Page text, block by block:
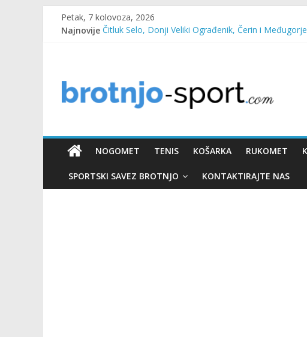
Petak, 7 kolovoza, 2026
Najnovije Čitluk Selo, Donji Veliki Ograđenik, Čerin i
Poznati polufinalisti MNL MZ općine Čitluk –
Predsjednica Vlade Marija Buhač, ministar Ivo
NOGOMET TENIS KOŠARKA RUKOMET
SPORTSKI SAVEZ BROTNJO KONTAKTIRAJTE NAS